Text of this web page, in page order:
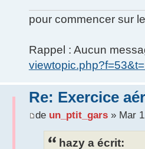
pour commencer sur
Rappel : Aucun
Re: Exercice
de un_ptit_gars» Mar
hazy a écrit: